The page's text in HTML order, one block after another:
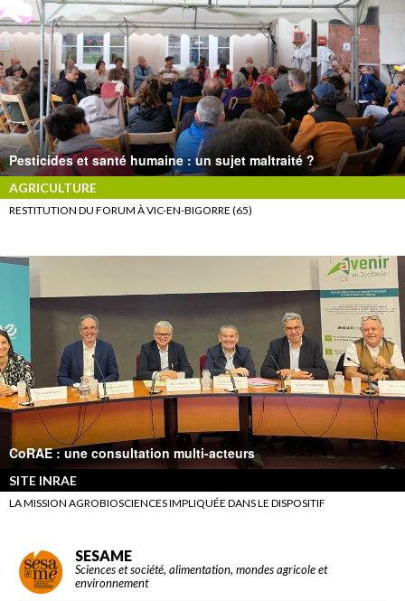
Pesticides et santé humaine : un sujet maltraité ?
AGRICULTURE
RESTITUTION DU FORUM À VIC-EN-BIGORRE (65)
CoRAE : une consultation multi-acteurs
SITE INRAE
LA MISSION AGROBIOSCIENCES IMPLIQUÉE DANS LE DISPOSITIF
SESAME
Sciences et société, alimentation, mondes agricole et
environnement